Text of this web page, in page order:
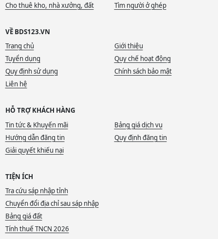
Cho thuê kho, nhà xưởng, đất
Tìm người ở ghép
VỀ BDS123.VN
Trang chủ
Giới thiệu
Tuyển dụng
Quy chế hoạt động
Quy định sử dụng
Chính sách bảo mật
Liên hệ
HỖ TRỢ KHÁCH HÀNG
Tin tức & Khuyến mãi
Bảng giá dịch vụ
Hướng dẫn đăng tin
Quy định đăng tin
Giải quyết khiếu nại
TIỆN ÍCH
Tra cứu sáp nhập tỉnh
Chuyển đổi địa chỉ sau sáp nhập
Bảng giá đất
Tính thuế TNCN 2026